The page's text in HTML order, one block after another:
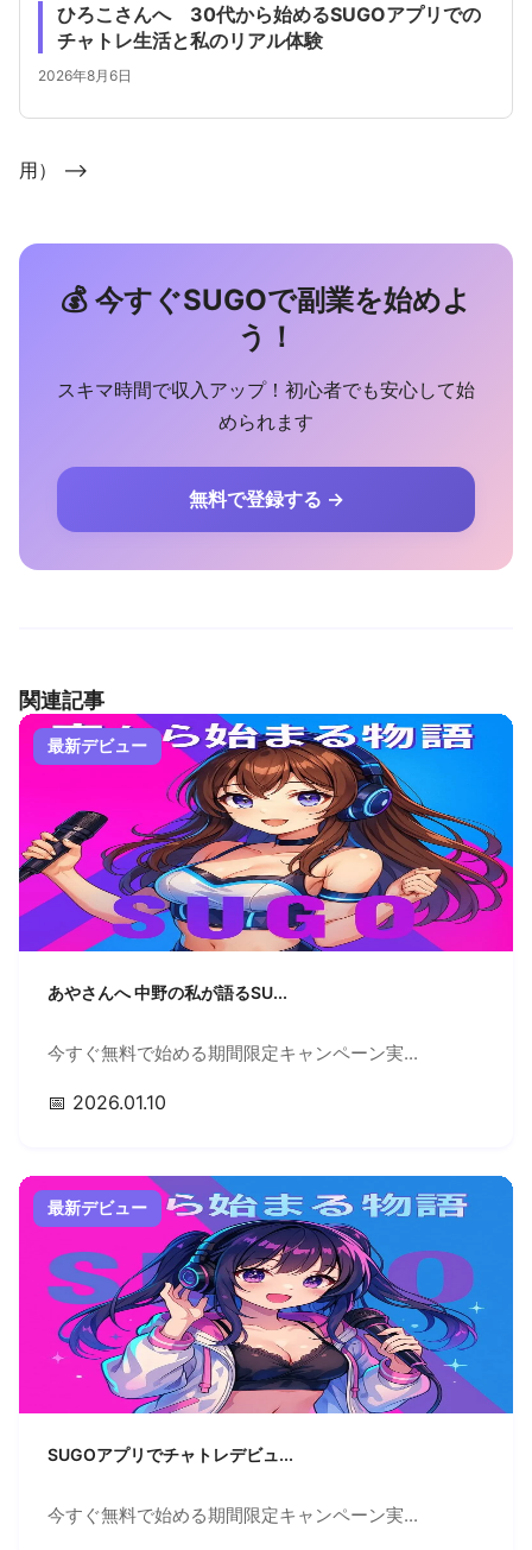
ひろこさんへ 30代から始めるSUGOアプリでの
チャトレ生活と私のリアル体験
2026年8月6日
用） -->
💰 今すぐSUGOで副業を始めよ
う！
スキマ時間で収入アップ！初心者でも安心して始
められます
無料で登録する →
関連記事
最新デビュー
あやさんへ 中野の私が語るSU...
今すぐ無料で始める期間限定キャンペーン実...
📅 2026.01.10
最新デビュー
SUGOアプリでチャトレデビュ...
今すぐ無料で始める期間限定キャンペーン実...